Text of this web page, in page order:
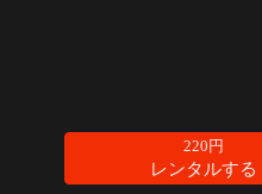
220円
レンタルする